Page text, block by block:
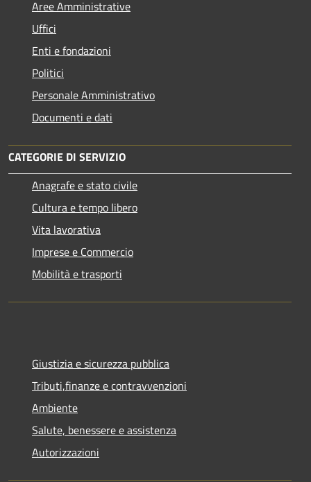
Aree Amministrative
Uffici
Enti e fondazioni
Politici
Personale Amministrativo
Documenti e dati
CATEGORIE DI SERVIZIO
Anagrafe e stato civile
Cultura e tempo libero
Vita lavorativa
Imprese e Commercio
Mobilità e trasporti
Giustizia e sicurezza pubblica
Tributi,finanze e contravvenzioni
Ambiente
Salute, benessere e assistenza
Autorizzazioni